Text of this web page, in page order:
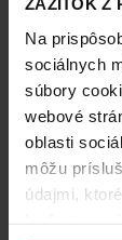
Na
sociálnych
súbory
webové
oblasti
môžu
údajmi,
COT
High-contrast